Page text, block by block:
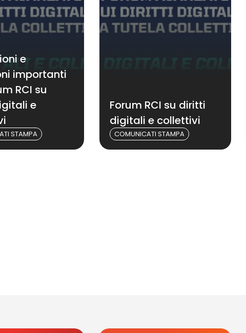
e
importanti
RCI su
e
STAMPA
Forum RCI su diritti
digitali e collettivi
COMUNICATI STAMPA